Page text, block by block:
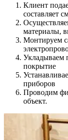
Клиент
составляет
материалы,
Монтируем
Укладываем
покрытие
приборов
Проводим
объект.